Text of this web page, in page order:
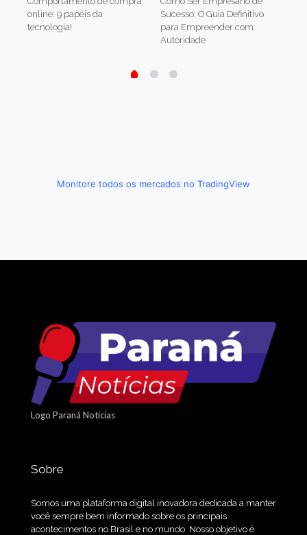
online: 9 papéis da
tecnologia!
Sucesso: O Guia Definitivo
para Empreender com
Autoridade
Monitore todos os mercados no TradingView
Logo Paraná Notícias
Sobre
Somos uma plataforma digital inovadora dedicada a manter
você sempre bem informado sobre os principais
acontecimentos no Brasil e no mundo. Nosso objetivo é